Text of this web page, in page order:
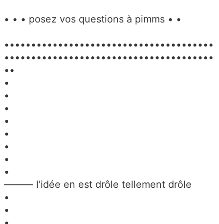
• • • posez vos questions à pimms • •
•••••••••••••••••••••••••••••••••••••••
•••••••••••••••••••••••••••••••••••••••
••
•
•
•
•
•
•
•
•
——— l'idée en est drôle tellement drôle
•
•